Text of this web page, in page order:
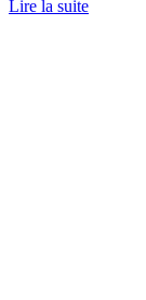
Lire la suite